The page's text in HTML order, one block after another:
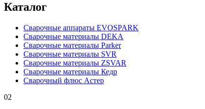
Каталог
Сварочные аппараты EVOSPARK
Сварочные материалы DEKA
Сварочные материалы Parker
Сварочные материалы SVR
Сварочные материалы ZSVAR
Сварочные материалы Кедр
Сварочный флюс Астер
02